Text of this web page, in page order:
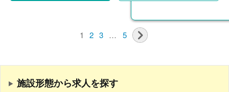
1 2 3 … 5
施設形態から求人を探す